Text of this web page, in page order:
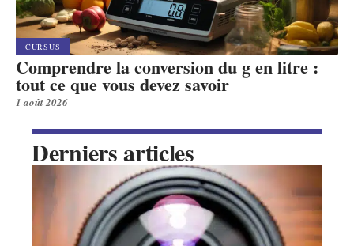
CURSUS
Comprendre la conversion du g en litre :
tout ce que vous devez savoir
1 août 2026
Derniers articles